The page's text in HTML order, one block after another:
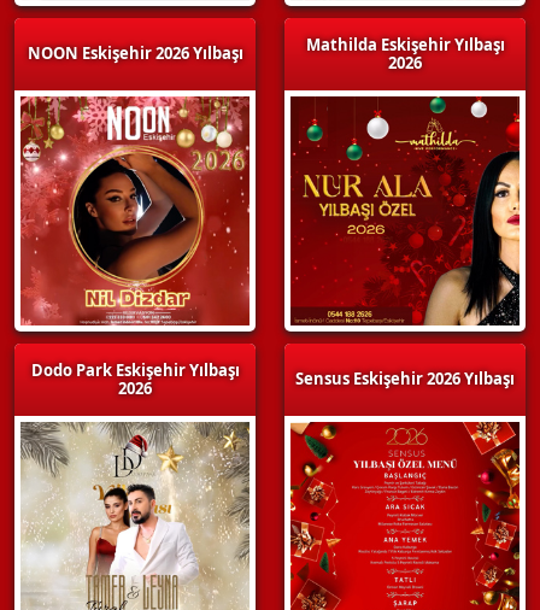
NOON Eskişehir 2026 Yılbaşı
Dodo Park Eskişehir Yılbaşı
2026
Mathilda Eskişehir Yılbaşı
2026
Sensus Eskişehir 2026 Yılbaşı